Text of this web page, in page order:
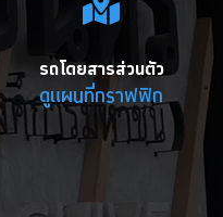
รถโดยสารส่วนตัว
ดูแผนที่กราฟฟิก